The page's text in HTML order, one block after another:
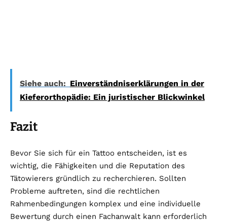
Siehe auch: Einverständniserklärungen in der
Kieferorthopädie: Ein juristischer Blickwinkel
Fazit
Bevor Sie sich für ein Tattoo entscheiden, ist es
wichtig, die Fähigkeiten und die Reputation des
Tätowierers gründlich zu recherchieren. Sollten
Probleme auftreten, sind die rechtlichen
Rahmenbedingungen komplex und eine individuelle
Bewertung durch einen Fachanwalt kann erforderlich